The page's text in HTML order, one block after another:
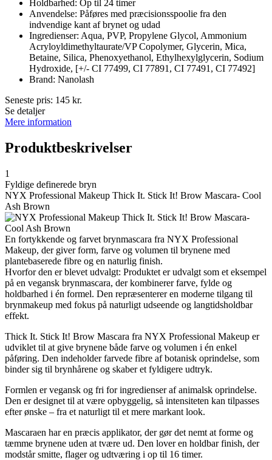
Holdbarhed: Op til 24 timer
Anvendelse: Påføres med præcisionsspoolie fra den
indvendige kant af brynet og udad
Ingredienser: Aqua, PVP, Propylene Glycol, Ammonium
Acryloyldimethyltaurate/VP Copolymer, Glycerin, Mica,
Betaine, Silica, Phenoxyethanol, Ethylhexylglycerin, Sodium
Hydroxide, [+/- CI 77499, CI 77891, CI 77491, CI 77492]
Brand: Nanolash
Seneste pris: 145 kr.
Se detaljer
Mere information
Produktbeskrivelser
1
Fyldige definerede bryn
NYX Professional Makeup Thick It. Stick It! Brow Mascara- Cool
Ash Brown
En fortykkende og farvet brynmascara fra NYX Professional
Makeup, der giver form, farve og volumen til brynene med
plantebaserede fibre og en naturlig finish.
Hvorfor den er blevet udvalgt: Produktet er udvalgt som et eksempel
på en vegansk brynmascara, der kombinerer farve, fylde og
holdbarhed i én formel. Den repræsenterer en moderne tilgang til
brynmakeup med fokus på naturligt udseende og langtidsholdbar
effekt.
Thick It. Stick It! Brow Mascara fra NYX Professional Makeup er
udviklet til at give brynene både farve og volumen i én enkel
påføring. Den indeholder farvede fibre af botanisk oprindelse, som
binder sig til brynhårene og skaber et fyldigere udtryk.
Formlen er vegansk og fri for ingredienser af animalsk oprindelse.
Den er designet til at være opbyggelig, så intensiteten kan tilpasses
efter ønske – fra et naturligt til et mere markant look.
Mascaraen har en præcis applikator, der gør det nemt at forme og
tæmme brynene uden at tvære ud. Den lover en holdbar finish, der
modstår smitte, flager og udtværing i op til 16 timer.